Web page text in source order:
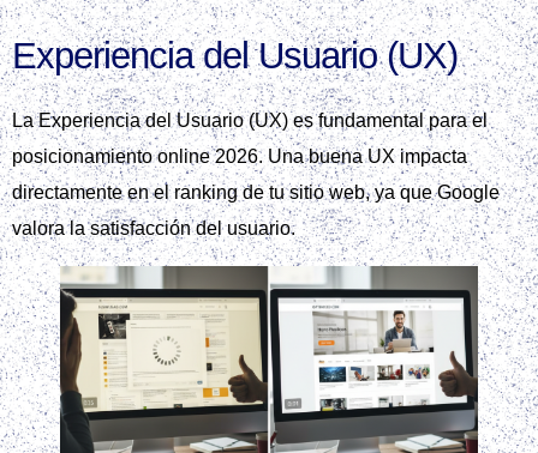
Experiencia del Usuario (UX)
La Experiencia del Usuario (UX) es fundamental para el
posicionamiento online 2026. Una buena UX impacta
directamente en el ranking de tu sitio web, ya que Google
valora la satisfacción del usuario.